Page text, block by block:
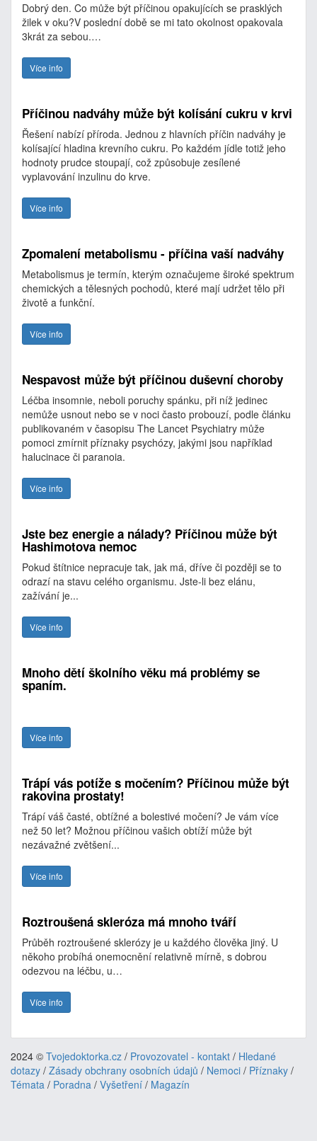
Dobrý den. Co může být příčinou opakujících se prasklých
žilek v oku?V poslední době se mi tato okolnost opakovala
3krát za sebou.…
Více info
Příčinou nadváhy může být kolísání cukru v krvi
Řešení nabízí příroda. Jednou z hlavních příčin nadváhy je
kolísající hladina krevního cukru. Po každém jídle totiž jeho
hodnoty prudce stoupají, což způsobuje zesílené
vyplavování inzulinu do krve.
Více info
Zpomalení metabolismu - příčina vaší nadváhy
Metabolismus je termín, kterým označujeme široké spektrum
chemických a tělesných pochodů, které mají udržet tělo při
životě a funkční.
Více info
Nespavost může být příčinou duševní choroby
Léčba insomnie, neboli poruchy spánku, při níž jedinec
nemůže usnout nebo se v noci často probouzí, podle článku
publikovaném v časopisu The Lancet Psychiatry může
pomoci zmírnit příznaky psychózy, jakými jsou například
halucinace či paranoia.
Více info
Jste bez energie a nálady? Příčinou může být
Hashimotova nemoc
Pokud štítnice nepracuje tak, jak má, dříve či později se to
odrazí na stavu celého organismu. Jste-li bez elánu,
zažívání je...
Více info
Mnoho dětí školního věku má problémy se
spaním.
Více info
Trápí vás potíže s močením? Příčinou může být
rakovina prostaty!
Trápí váš časté, obtížné a bolestivé močení? Je vám více
než 50 let? Možnou příčinou vašich obtíží může být
nezávažné zvětšení...
Více info
Roztroušená skleróza má mnoho tváří
Průběh roztroušené sklerózy je u každého člověka jiný. U
někoho probíhá onemocnění relativně mírně, s dobrou
odezvou na léčbu, u…
Více info
2024 © Tvojedoktorka.cz / Provozovatel - kontakt / Hledané
dotazy / Zásady obchrany osobních údajů / Nemoci / Příznaky /
Témata / Poradna / Vyšetření / Magazín